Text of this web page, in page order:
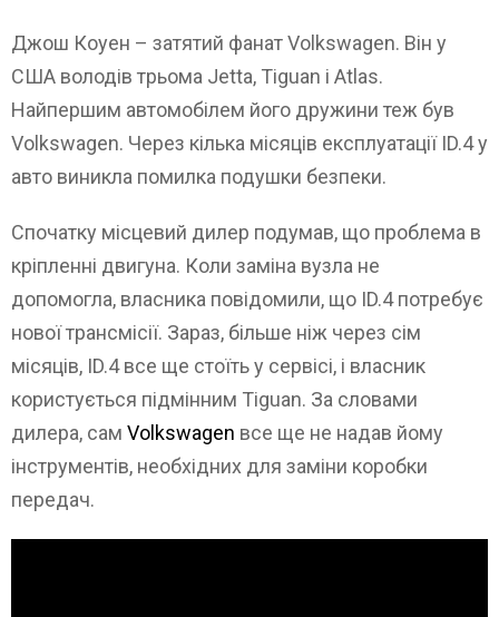
Джош Коуен – затятий фанат Volkswagen. Він у
США володів трьома Jetta, Tiguan і Atlas.
Найпершим автомобілем його дружини теж був
Volkswagen. Через кілька місяців експлуатації ID.4 у
авто виникла помилка подушки безпеки.
Спочатку місцевий дилер подумав, що проблема в
кріпленні двигуна. Коли заміна вузла не
допомогла, власника повідомили, що ID.4 потребує
нової трансмісії. Зараз, більше ніж через сім
місяців, ID.4 все ще стоїть у сервісі, і власник
користується підмінним Tiguan. За словами
дилера, сам Volkswagen все ще не надав йому
інструментів, необхідних для заміни коробки
передач.